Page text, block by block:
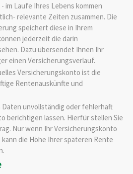
im Laufe Ihres Lebens kommen
relevante Zeiten zusammen. Die
speichert diese in Ihrem
jederzeit die darin
Dazu übersendet Ihnen Ihr
einen Versicherungsverlauf.
Versicherungskonto ist die
Rentenauskünfte und
unvollständig oder fehlerhaft
berichtigen lassen. Hierfür stellen Sie
Nur wenn Ihr Versicherungskonto
die Höhe Ihrer späteren Rente